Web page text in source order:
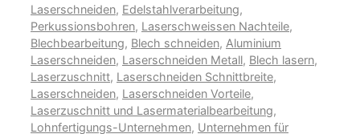
Laserschneiden, Edelstahlverarbeitung,
Perkussionsbohren, Laserschweissen Nachteile,
Blechbearbeitung, Blech schneiden, Aluminium
Laserschneiden, Laserschneiden Metall, Blech lasern,
Laserzuschnitt, Laserschneiden Schnittbreite,
Laserschneiden, Laserschneiden Vorteile,
Laserzuschnitt und Lasermaterialbearbeitung,
Lohnfertigungs-Unternehmen, Unternehmen für